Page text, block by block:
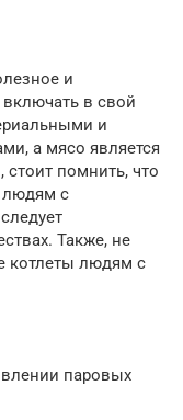
и
в свой
и
а мясо является
помнить, что
людям с
Также, не
котлеты людям с
паровых